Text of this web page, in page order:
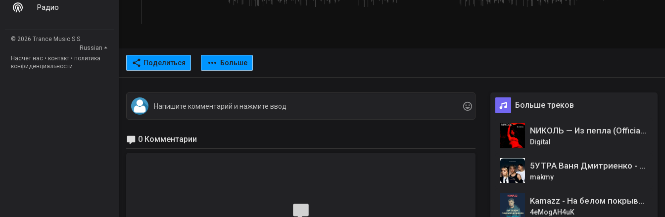
Радио
© 2026 Trance Music S.S.
Russian
Насчет нас • контакт • политика
конфиденциальности
Поделиться Больше
0 Комментарии
Больше треков
NИКОЛЬ — Из пепла (Official Music )
Digital
5УТРА Ваня Дмитриенко - Не представляешь
makmy
Kamazz - На белом покрывале января
4eMogAH4uK